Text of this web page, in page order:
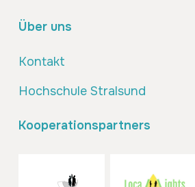
Über uns
Kontakt
Hochschule Stralsund
Kooperationspartners